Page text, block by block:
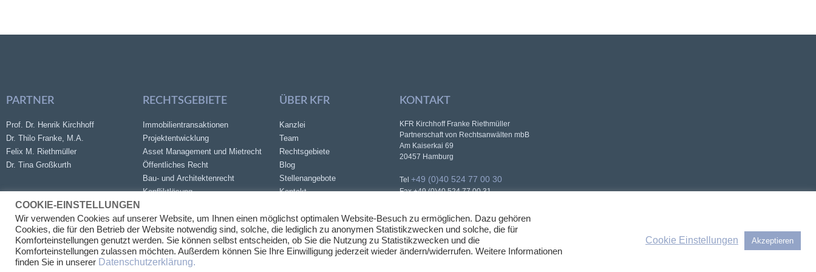
PARTNER
Prof. Dr. Henrik Kirchhoff
Dr. Thilo Franke, M.A.
Felix M. Riethmüller
Dr. Tina Großkurth
RECHTSGEBIETE
Immobilientransaktionen
Projektentwicklung
Asset Management und Mietrecht
Öffentliches Recht
Bau- und Architektenrecht
Konfliktlösung
ÜBER KFR
Kanzlei
Team
Rechtsgebiete
Blog
Stellenangebote
Kontakt
Impressum
KONTAKT
KFR Kirchhoff Franke Riethmüller
Partnerschaft von Rechtsanwälten mbB
Am Kaiserkai 69
20457 Hamburg
Tel +49 (0)40 524 77 00 30
Fax +49 (0)40 524 77 00 31
COOKIE-EINSTELLUNGEN
Wir verwenden Cookies auf unserer Website, um Ihnen einen möglichst optimalen Website-Besuch zu ermöglichen. Dazu gehören
Cookies, die für den Betrieb der Website notwendig sind, solche, die lediglich zu anonymen Statistikzwecken und solche, die für
Komforteinstellungen genutzt werden. Sie können selbst entscheiden, ob Sie die Nutzung zu Statistikzwecken und die
Komforteinstellungen zulassen möchten. Außerdem können Sie Ihre Einwilligung jederzeit wieder ändern/widerrufen. Weitere Informationen
finden Sie in unserer Datenschutzerklärung.
Cookie Einstellungen Akzeptieren